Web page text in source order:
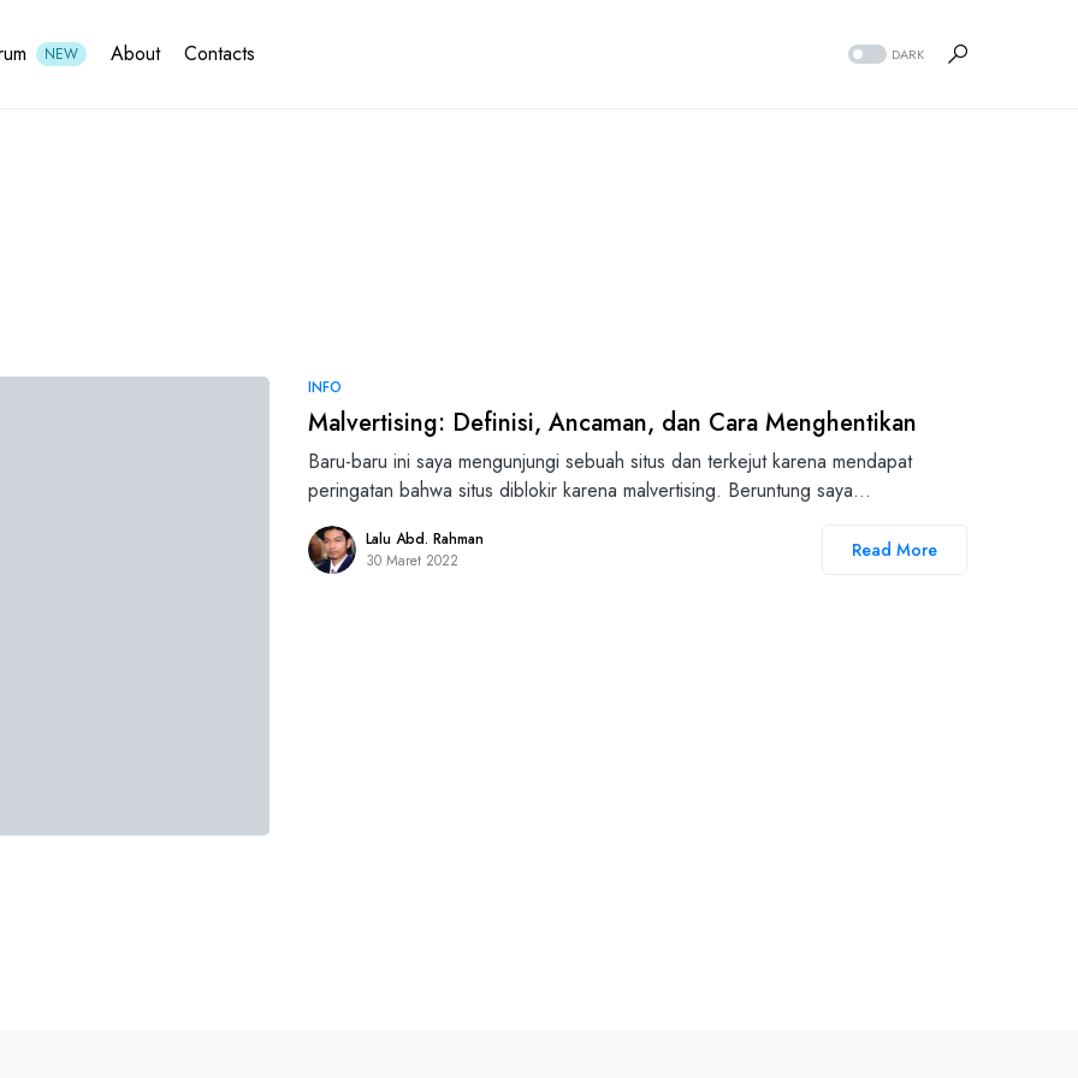
NEW About Contacts DARK
INFO
Malvertising: Definisi, Ancaman, dan Cara Menghentikan
Baru-baru ini saya mengunjungi sebuah situs dan terkejut karena mendapat
peringatan bahwa situs diblokir karena malvertising. Beruntung saya…
Lalu Abd. Rahman
30 Maret 2022
Read More